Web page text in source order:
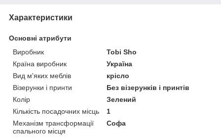
Характеристики
Основні атрибути
Виробник
Tobi Sho
Країна виробник
Україна
Вид м'яких меблів
крісло
Візерунки і принти
Без візерунків і принтів
Колір
Зелений
Кількість посадочних місць
1
Механізм трансформації
спального місця
Софа